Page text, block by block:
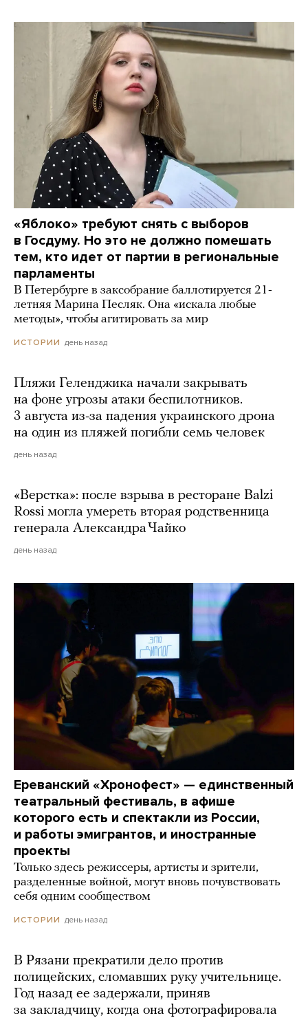
«Яблоко» требуют снять с выборов
в Госдуму. Но это не должно помешать
тем, кто идет от партии в региональные
парламенты
В Петербурге в заксобрание баллотируется 21-
летняя Марина Песляк. Она «искала любые
методы», чтобы агитировать за мир
ИСТОРИИ день назад
Пляжи Геленджика начали закрывать
на фоне угрозы атаки беспилотников.
3 августа из-за падения украинского дрона
на один из пляжей погибли семь человек
день назад
«Верстка»: после взрыва в ресторане Balzi
Rossi могла умереть вторая родственница
генерала Александра Чайко
день назад
Ереванский «Хронофест» — единственный
театральный фестиваль, в афише
которого есть и спектакли из России,
и работы эмигрантов, и иностранные
проекты
Только здесь режиссеры, артисты и зрители,
разделенные войной, могут вновь почувствовать
себя одним сообществом
ИСТОРИИ день назад
В Рязани прекратили дело против
полицейских, сломавших руку учительнице.
Год назад ее задержали, приняв
за закладчицу, когда она фотографировала